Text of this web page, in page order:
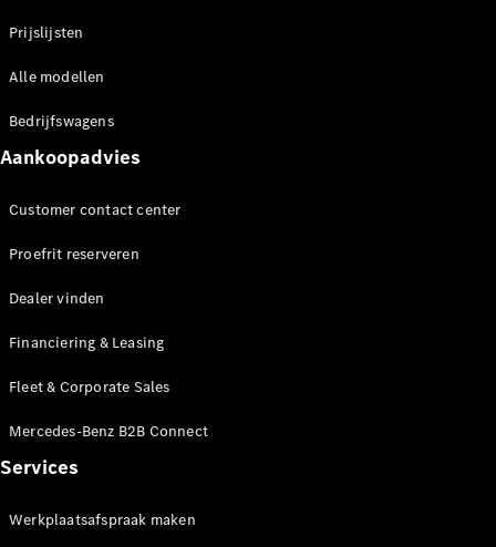
Prijslijsten
Alle modellen
Bedrijfswagens
Aankoopadvies
Customer contact center
Proefrit reserveren
Dealer vinden
Financiering & Leasing
Fleet & Corporate Sales
Mercedes-Benz B2B Connect
Services
Werkplaatsafspraak maken